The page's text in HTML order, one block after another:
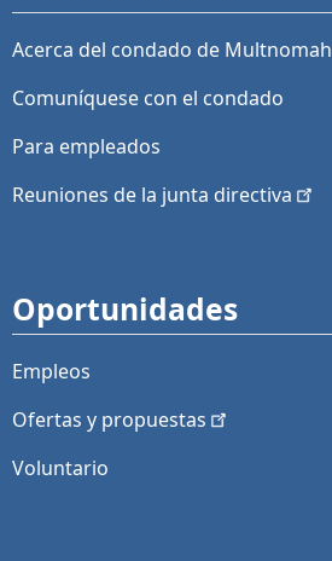
Acerca del condado de Multnomah
Comuníquese con el condado
Para empleados
Reuniones de la junta directiva
Oportunidades
Empleos
Ofertas y propuestas
Voluntario